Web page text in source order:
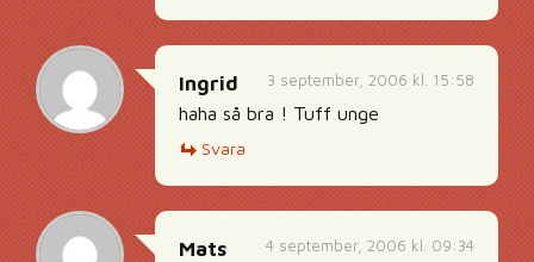
3 september, 2006 kl. 15:58
Ingrid
haha så bra ! Tuff unge
Svara
4 september, 2006 kl. 09:34
Mats